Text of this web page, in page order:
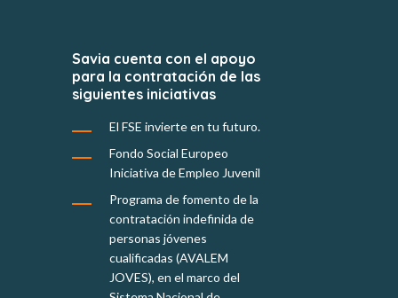
Savia cuenta con el apoyo
para la contratación de las
siguientes iniciativas
El FSE invierte en tu futuro.
Fondo Social Europeo
Iniciativa de Empleo Juvenil
Programa de fomento de la
contratación indefinida de
personas jóvenes
cualificadas (AVALEM
JOVES), en el marco del